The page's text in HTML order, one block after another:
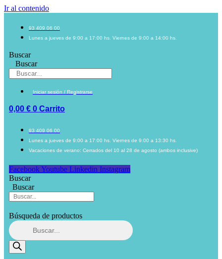
Ir al contenido
93 409 06 00
Lunes a jueves de 9:00 a 17:00 hs. Viernes de 9:00 a 14:00 hs.
Buscar
Buscar
Iniciar sesión / Registrarse
0,00 € 0 Carrito
93 409 06 00
Lunes a jueves de 9:00 a 17:00 hs. Viernes de 9:00 a 13:30 hs.
Vacaciones de verano: Cerrados del 10 al 28 de agosto (ambos inclusive)
Facebook Youtube Linkedin Instagram
Buscar
Buscar
Búsqueda de productos